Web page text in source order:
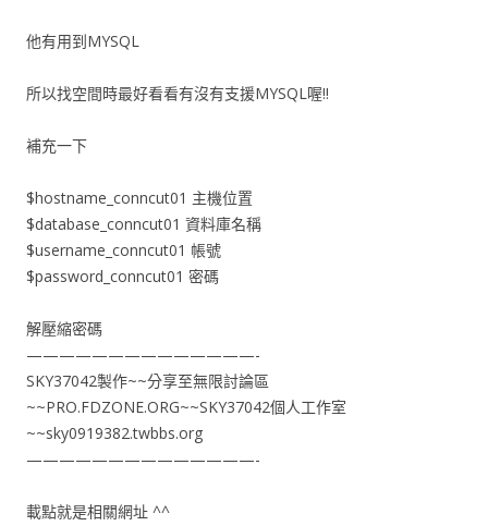
他有用到MYSQL
所以找空間時最好看看有沒有支援MYSQL喔!!
補充一下
$hostname_conncut01 主機位置
$database_conncut01 資料庫名稱
$username_conncut01 帳號
$password_conncut01 密碼
解壓縮密碼
——————————————-
SKY37042製作~~分享至無限討論區
~~PRO.FDZONE.ORG~~SKY37042個人工作室
~~sky0919382.twbbs.org
——————————————-
載點就是相關網址 ^^